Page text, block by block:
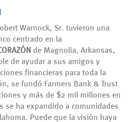
Warnock, Sr. tuvieron una
centrado en la
de Magnolia, Arkansas,
de ayudar a sus amigos y
financieras para toda la
se fundó Farmers Bank & Trust
y más de $2 mil millones en
se ha expandido a comunidades
Puede que la visión haya